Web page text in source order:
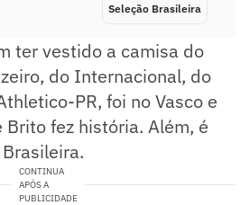
Seleção Brasileira
ter vestido a camisa do
do Internacional, do
PR, foi no Vasco e
Brito fez história. Além, é
CONTINUA
APÓS A
PUBLICIDADE